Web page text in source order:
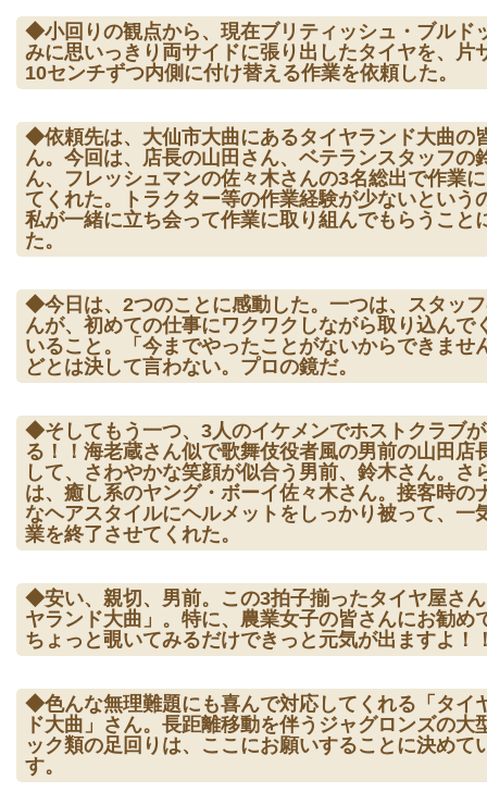
◆小回りの観点から、現在ブリティッシュ・ブルド
みに思いっきり両サイドに張り出したタイヤを、片
10センチずつ内側に付け替える作業を依頼した。
◆依頼先は、大仙市大曲にあるタイヤランド大曲の
ん。今回は、店長の山田さん、ベテランスタッフの
ん、フレッシュマンの佐々木さんの3名総出で作業
てくれた。トラクター等の作業経験が少ないという
私が一緒に立ち会って作業に取り組んでもらうこと
た。
◆今日は、2つのことに感動した。一つは、スタッ
んが、初めての仕事にワクワクしながら取り込んで
いること。「今までやったことがないからできませ
どとは決して言わない。プロの鏡だ。
◆そしてもう一つ、3人のイケメンでホストクラブ
る！！海老蔵さん似で歌舞伎役者風の男前の山田店
して、さわやかな笑顔が似合う男前、鈴木さん。さ
は、癒し系のヤング・ボーイ佐々木さん。接客時の
なヘアスタイルにヘルメットをしっかり被って、一
業を終了させてくれた。
◆安い、親切、男前。この3拍子揃ったタイヤ屋さ
ヤランド大曲」。特に、農業女子の皆さんにお勧め
ちょっと覗いてみるだけできっと元気が出ますよ！
◆色んな無理難題にも喜んで対応してくれる「タイ
ド大曲」さん。長距離移動を伴うジャグロンズの大
ック類の足回りは、ここにお願いすることに決めて
す。